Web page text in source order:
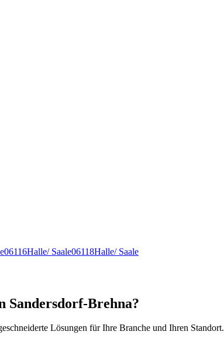
06116Halle/ Saale06118Halle/ Saale
Sandersdorf-Brehna?
Lösungen für Ihre Branche und Ihren Standort.